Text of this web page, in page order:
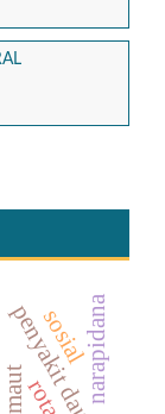
penyakit daun
maut narapidana
sosial